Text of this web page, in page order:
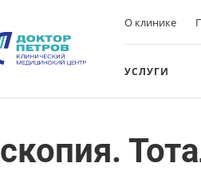
О клинике
УСЛУГИ